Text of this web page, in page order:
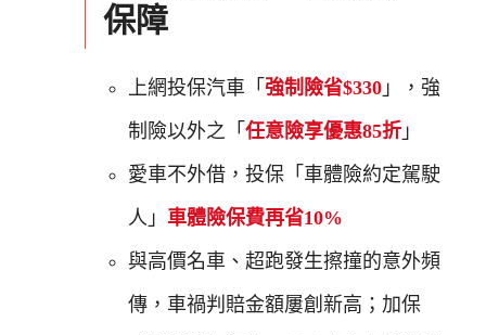
保障
上網投保汽車「 強制險省$330 」，強
制險以外之「 任意險享優惠85折 」
愛車不外借，投保「車體險約定駕駛
人」 車體險保費再省10%
與高價名車、超跑發生擦撞的意外頻
傳，車禍判賠金額屢創新高；加保